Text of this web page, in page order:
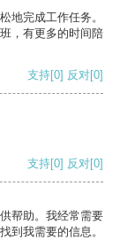
地完成工作任务。
，有更多的时间陪
支持[0] 反对[0]
支持[0] 反对[0]
帮助。我经常需要
到我需要的信息。